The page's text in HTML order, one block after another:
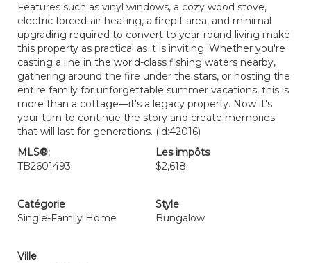
Features such as vinyl windows, a cozy wood stove,
electric forced-air heating, a firepit area, and minimal
upgrading required to convert to year-round living make
this property as practical as it is inviting. Whether you're
casting a line in the world-class fishing waters nearby,
gathering around the fire under the stars, or hosting the
entire family for unforgettable summer vacations, this is
more than a cottage—it's a legacy property. Now it's
your turn to continue the story and create memories
that will last for generations. (id:42016)
MLS®:
TB2601493
Les impôts
$2,618
Catégorie
Single-Family Home
Style
Bungalow
Ville